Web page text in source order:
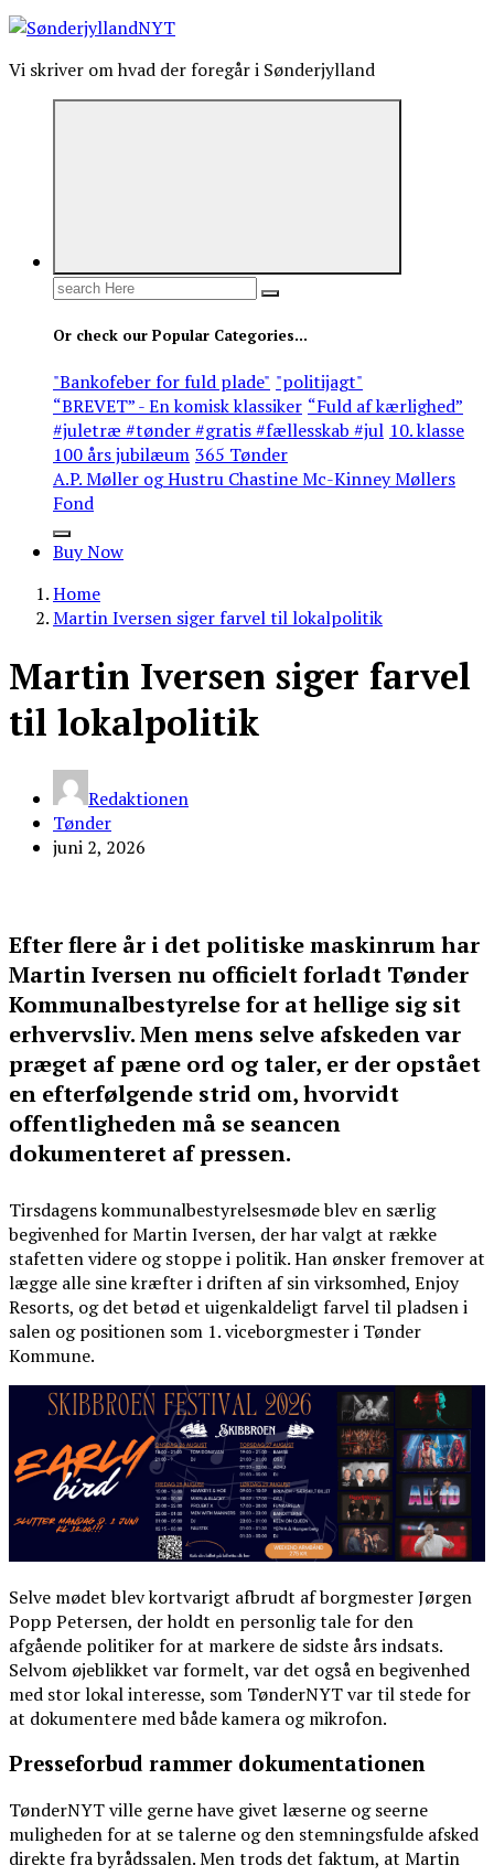
Vi skriver om hvad der foregår i Sønderjylland
Search
Or check our Popular Categories...
"Bankofeber for fuld plade" "politijagt"
“BREVET” - En komisk klassiker “Fuld af kærlighed”
#juletræ #tønder #gratis #fællesskab #jul 10. klasse
100 års jubilæum 365 Tønder
A.P. Møller og Hustru Chastine Mc-Kinney Møllers
Fond
Buy Now
Home
Martin Iversen siger farvel til lokalpolitik
Martin Iversen siger farvel
til lokalpolitik
Redaktionen
Tønder
juni 2, 2026
Efter flere år i det politiske maskinrum har
Martin Iversen nu officielt forladt Tønder
Kommunalbestyrelse for at hellige sig sit
erhvervsliv. Men mens selve afskeden var
præget af pæne ord og taler, er der opstået
en efterfølgende strid om, hvorvidt
offentligheden må se seancen
dokumenteret af pressen.
Tirsdagens kommunalbestyrelsesmøde blev en særlig
begivenhed for Martin Iversen, der har valgt at række
stafetten videre og stoppe i politik. Han ønsker fremover at
lægge alle sine kræfter i driften af sin virksomhed, Enjoy
Resorts, og det betød et uigenkaldeligt farvel til pladsen i
salen og positionen som 1. viceborgmester i Tønder
Kommune.
Selve mødet blev kortvarigt afbrudt af borgmester Jørgen
Popp Petersen, der holdt en personlig tale for den
afgående politiker for at markere de sidste års indsats.
Selvom øjeblikket var formelt, var det også en begivenhed
med stor lokal interesse, som TønderNYT var til stede for
at dokumentere med både kamera og mikrofon.
Presseforbud rammer dokumentationen
TønderNYT ville gerne have givet læserne og seerne
muligheden for at se talerne og den stemningsfulde afsked
direkte fra byrådssalen. Men trods det faktum, at Martin